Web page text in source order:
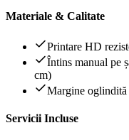
Materiale & Calitate
Printare HD
Întins manual pe
cm)
Margine oglindită
Servicii Incluse